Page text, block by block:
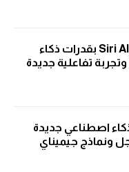
أبل تعلن رسمياً عن Siri AI بقدرات ذكاء
تفاعلية جديدة
اصطناعي جديدة
ونماذج جيميناي